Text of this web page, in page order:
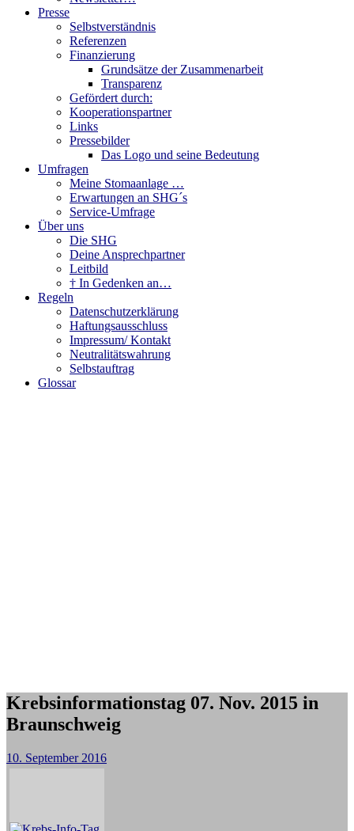
Presse
Selbstverständnis
Referenzen
Finanzierung
Grundsätze der Zusammenarbeit
Transparenz
Gefördert durch:
Kooperationspartner
Links
Pressebilder
Das Logo und seine Bedeutung
Umfragen
Meine Stomaanlage …
Erwartungen an SHG´s
Service-Umfrage
Über uns
Die SHG
Deine Ansprechpartner
Leitbild
† In Gedenken an…
Regeln
Datenschutzerklärung
Haftungsausschluss
Impressum/ Kontakt
Neutralitätswahrung
Selbstauftrag
Glossar
Krebsinformationstag 07. Nov. 2015 in
Braunschweig
10. September 2016